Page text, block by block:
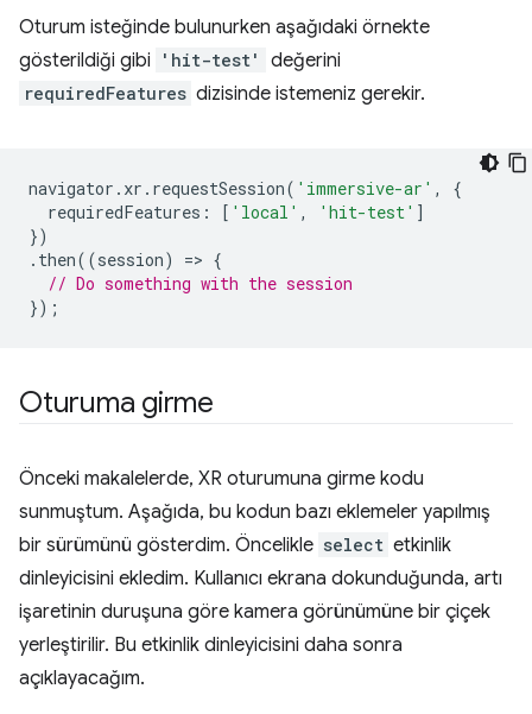
Oturum isteğinde bulunurken aşağıdaki örnekte
gösterildiği gibi
'hit-test' değerini
requiredFeatures dizisinde istemeniz gerekir.
navigator . xr . requestSession( 'immersive-ar' ,
{
requiredFeatures : [ 'local' , 'hit-test' ]
})
. then((session) => {
// Do something with the session
});
Oturuma girme
Önceki makalelerde, XR oturumuna girme kodu
sunmuştum. Aşağıda, bu kodun bazı eklemeler yapılmış
bir sürümünü gösterdim. Öncelikle select etkinlik
dinleyicisini ekledim. Kullanıcı ekrana dokunduğunda, artı
işaretinin duruşuna göre kamera görünümüne bir çiçek
yerleştirilir. Bu etkinlik dinleyicisini daha sonra
açıklayacağım.